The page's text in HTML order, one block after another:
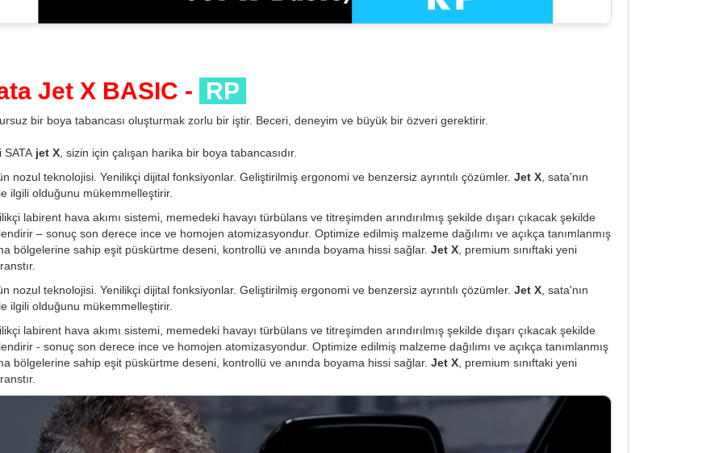
Jet X BASIC - RP
bir boya tabancası oluşturmak zorlu bir iştir. Beceri, deneyim ve büyük bir özveri gerektirir.
SATAjet X, sizin için çalışan harika bir boya tabancasıdır.
nozul teknolojisi. Yenilikçi dijital fonksiyonlar. Geliştirilmiş ergonomi ve benzersiz ayrıntılı çözümler. Jet X, sata'nın
ilgili olduğunu mükemmelleştirir.
labirent hava akımı sistemi, memedeki havayı türbülans ve titreşimden arındırılmış şekilde dışarı çıkacak şekilde
– sonuç son derece ince ve homojen atomizasyondur. Optimize edilmiş malzeme dağılımı ve açıkça tanımlanmış
bölgelerine sahip eşit püskürtme deseni, kontrollü ve anında boyama hissi sağlar. Jet X, premium sınıftaki yeni
nozul teknolojisi. Yenilikçi dijital fonksiyonlar. Geliştirilmiş ergonomi ve benzersiz ayrıntılı çözümler. Jet X, sata'nın
ilgili olduğunu mükemmelleştirir.
labirent hava akımı sistemi, memedeki havayı türbülans ve titreşimden arındırılmış şekilde dışarı çıkacak şekilde
- sonuç son derece ince ve homojen atomizasyondur. Optimize edilmiş malzeme dağılımı ve açıkça tanımlanmış
bölgelerine sahip eşit püskürtme deseni, kontrollü ve anında boyama hissi sağlar. Jet X, premium sınıftaki yeni